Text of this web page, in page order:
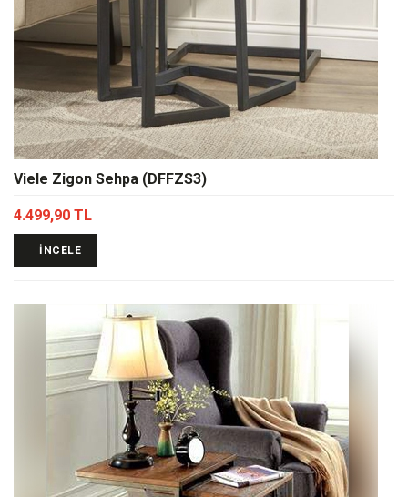
Viele Zigon Sehpa (DFFZS3)
4.499,90 TL
İNCELE